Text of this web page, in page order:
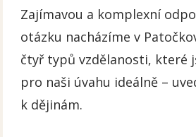
Zajímavou a komplexní
otázku nacházíme v
čtyř typů vzdělanosti, které
pro naši úvahu ideálně –
k dějinám.